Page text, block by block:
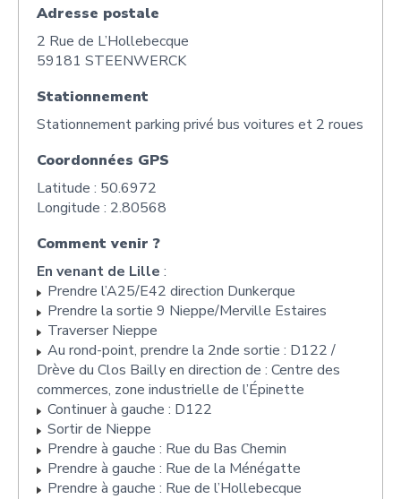
Adresse postale
2 Rue de L’Hollebecque
59181 STEENWERCK
Stationnement
Stationnement parking privé bus voitures et 2 roues
Coordonnées GPS
Latitude : 50.6972
Longitude : 2.80568
Comment venir ?
En venant de Lille :
Prendre l’A25/E42 direction Dunkerque
Prendre la sortie 9 Nieppe/Merville Estaires
Traverser Nieppe
Au rond-point, prendre la 2nde sortie : D122 /
Drève du Clos Bailly en direction de : Centre des
commerces, zone industrielle de l’Épinette
Continuer à gauche : D122
Sortir de Nieppe
Prendre à gauche : Rue du Bas Chemin
Prendre à gauche : Rue de la Ménégatte
Prendre à gauche : Rue de l’Hollebecque